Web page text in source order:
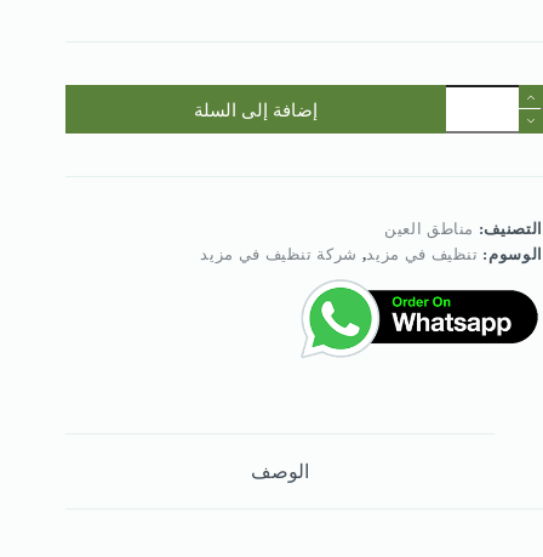
كمية
شركة
تنظيف
إضافة إلى السلة
التصنيف: مناطق العين
الوسوم: تنظيف في مزيد, شركة تنظيف في مزيد
الوصف